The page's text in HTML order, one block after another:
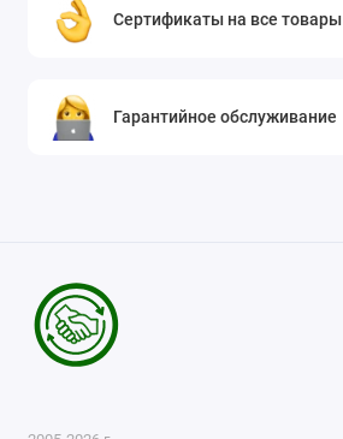
Сертификаты на все товары
Гарантийное обслуживание